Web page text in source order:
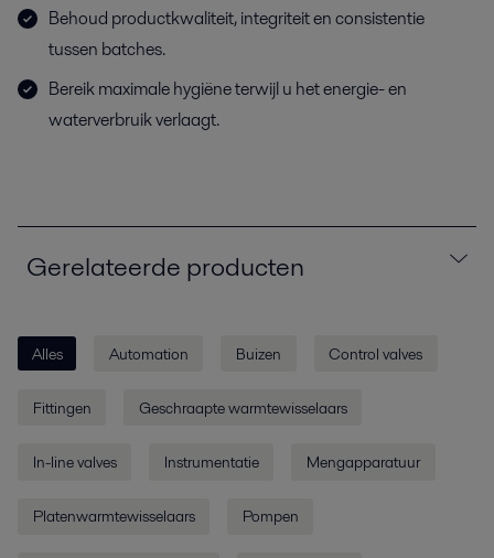
Behoud productkwaliteit, integriteit en consistentie
tussen batches.
Bereik maximale hygiëne terwijl u het energie- en
waterverbruik verlaagt.
Gerelateerde producten
Alles Automation Buizen Control valves
Fittingen Geschraapte warmtewisselaars
In-line valves Instrumentatie Mengapparatuur
Platenwarmtewisselaars Pompen